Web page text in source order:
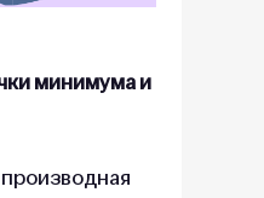
минимума и